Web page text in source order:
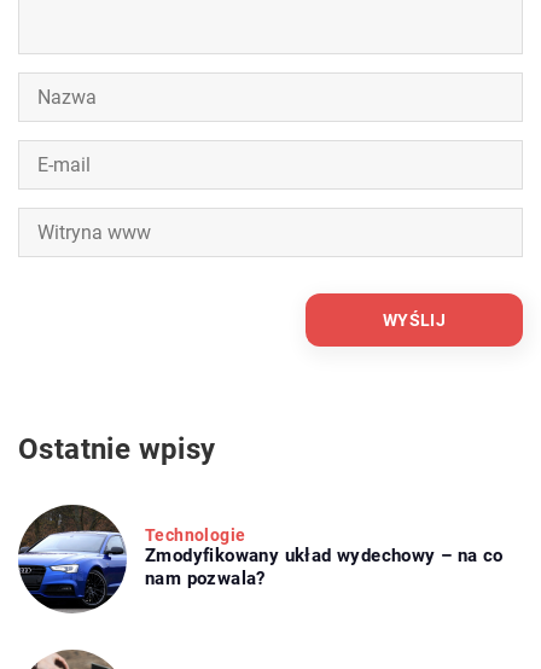
Ostatnie wpisy
Technologie
Zmodyfikowany układ wydechowy – na co
nam pozwala?